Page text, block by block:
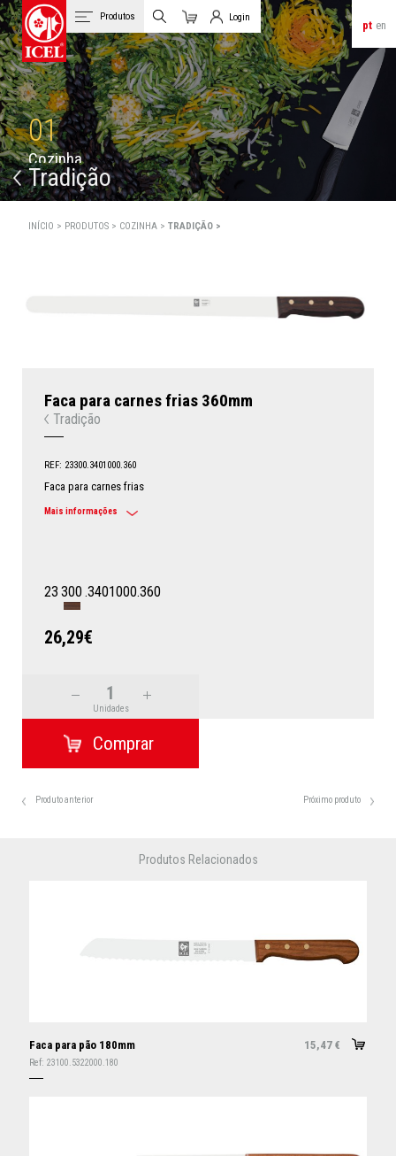
pt en
Produtos
Carrinho
Login
Login de Clientes
01
Cozinha
Tradição
INÍCIO > PRODUTOS > COZINHA >TRADIÇÃO >
Faca para carnes frias 360mm
Tradição
REF: 23300.3401000.360
Faca para carnes frias
Mais informações
23 300 .3401000.360
26,29€
Unidades
Produto anterior Próximo produto
Produtos Relacionados
Faca para pão 180mm 15,47 €
Ref: 23100.5322000.180